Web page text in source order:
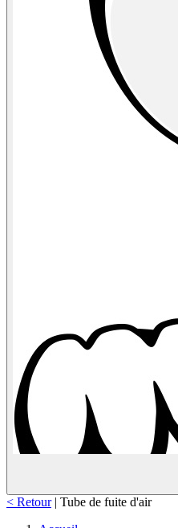
< Retour | Tube de fuite d'air